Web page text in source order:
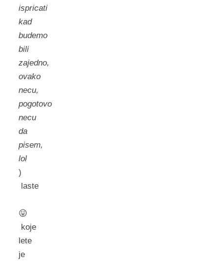
ispricati
kad
budemo
bili
zajedno,
ovako
necu,
pogotovo
necu
da
pisem,
lol
)
laste
😛
koje
lete
je